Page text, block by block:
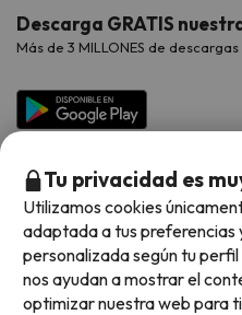
Viajes para grupos
Hoteles Galicia
Hoteles Salou
Chollos con Todo Incluido
Chollos en la playa
Hoteles con toboganes
Selección de la Newsletter
Los favoritos de nuestros
Vacaciones en Agosto
Vacaciones en Octubre
Vacaciones en Noviembre
Contáctanos
Preguntas frecuentes
Descarga GRATIS
Más de 3 MILLONES de
Métodos de pago disponibles
Tu privacidad es
Utilizamos cookies
adaptada a tus
personalizada según tu
nos ayudan a mostrar el
optimizar nuestra web para